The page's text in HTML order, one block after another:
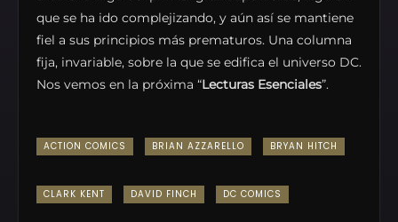
que se ha ido complejizando, y aún así se mantiene
fiel a sus principios más prematuros. Una columna
fija, invariable, sobre la que se edifica el universo DC.
Nos vemos en la próxima “Lecturas Esenciales”.
ACTION COMICS BRIAN AZZARELLO BRYAN HITCH
CLARK KENT DAVID FINCH DC COMICS